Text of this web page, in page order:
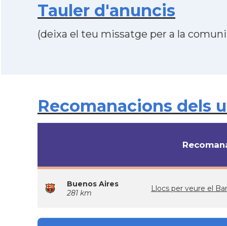
Tauler d'anuncis
(deixa el teu missatge per a la
Recomanacions dels
Buenos Aires
281 km
Llocs per veure el